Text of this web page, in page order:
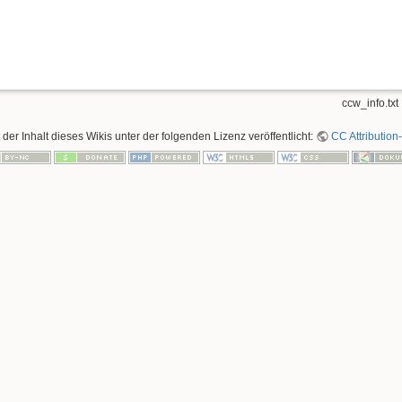
ccw_info.txt
Inhalt dieses Wikis unter der folgenden Lizenz veröffentlicht: CC